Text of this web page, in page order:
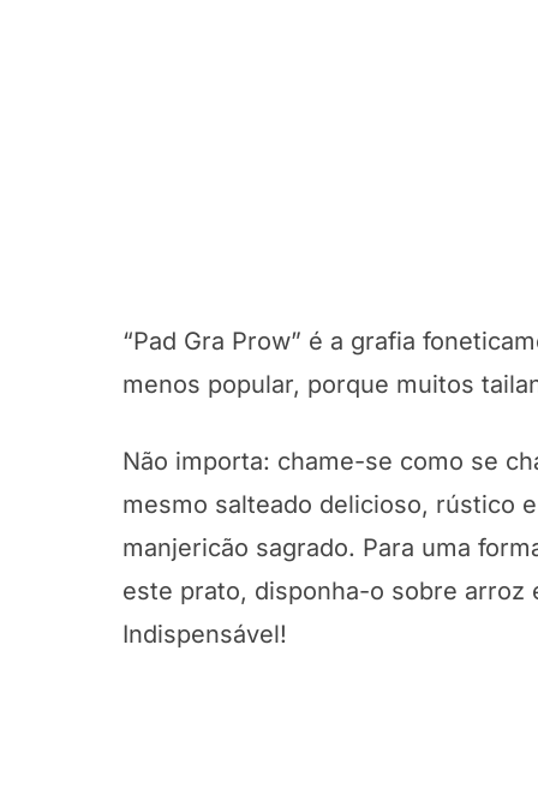
“Pad Gra Prow” é a grafia
menos popular, porque muitos
Não importa: chame-se como se
mesmo salteado delicioso, rústico
manjericão sagrado. Para uma
este prato, disponha-o sobre arroz
Indispensável!